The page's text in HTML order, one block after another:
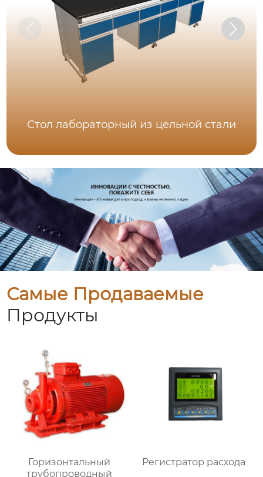
Стол лабораторный из цельной стали
Самые Продаваемые
Продукты
Горизонтальный
трубопроводный
Регистратор расхода